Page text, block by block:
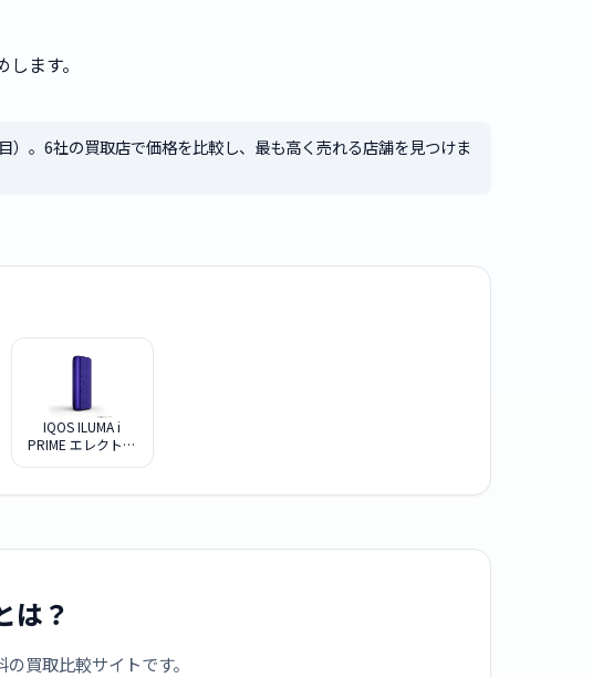
ます。
）。6社の買取店で価格を比較し、最も高く売れる店舗を見つけま
IQOS ILUMA i
PRIME エレクトリ
は？
買取比較サイトです。